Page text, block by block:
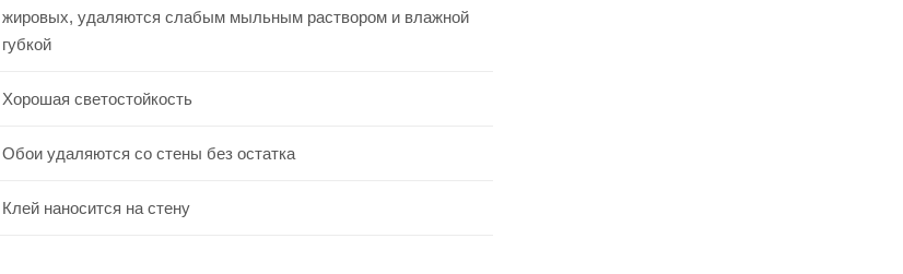
жировых, удаляются слабым мыльным раствором и влажной
губкой
Хорошая светостойкость
Обои удаляются со стены без остатка
Клей наносится на стену